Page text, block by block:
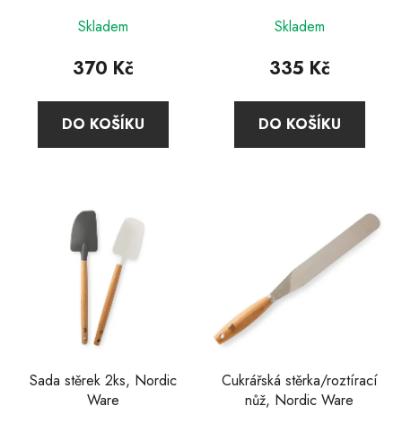
hodnocení
produktu
5,0
z
Skladem
370 Kč
DO KOŠÍKU
Skladem
335 Kč
DO KOŠÍKU
Sada stěrek 2ks, Nordic
Ware
Cukrářská stěrka/roztírací
nůž, Nordic Ware